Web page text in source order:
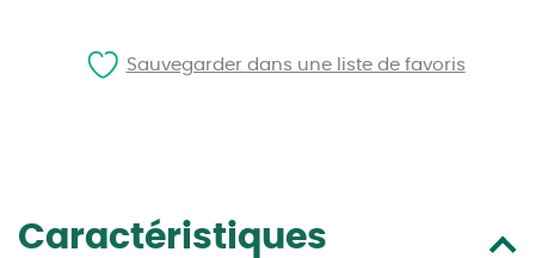
Caractéristiques
Sauvegarder dans une liste de favoris